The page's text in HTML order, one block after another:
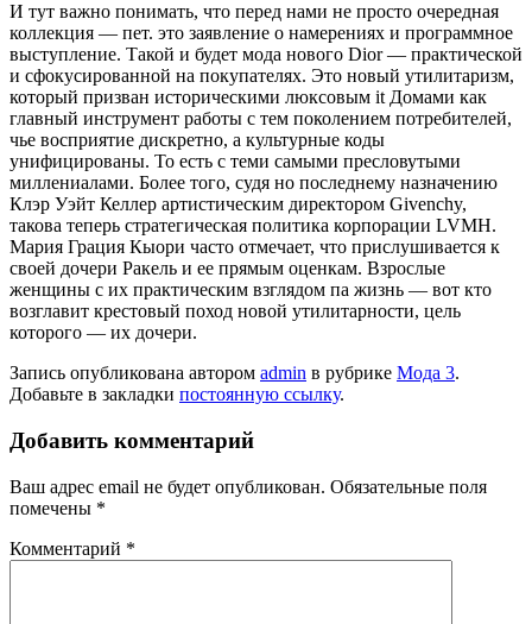
И тут важно понимать, что перед нами не просто очеред­ная
коллекция — пет. это заявление о намерениях и про­граммное
выступление. Такой и будет мода нового Dior — практической
и сфокусированной на покупателях. Это новый утилитаризм,
который призван историческими люк­совым it Домами как
главный инструмент работы с тем по­колением потребителей,
чье восприятие дискретно, а куль­турные коды
унифицированы. То есть с теми самыми пресловутыми
миллениалами. Более того, судя но последнему назначению
Клэр Уэйт Келлер артистическим директором Givenchy,
такова теперь стратегическая политика корпо­рации LVMH.
Мария Грация Кыори часто отмечает, что прислушивается к
своей дочери Ракель и ее прямым оцен­кам. Взрослые
женщины с их практическим взглядом па жизнь — вот кто
возглавит крестовый поход новой утили­тарности, цель
которого — их дочери.
Запись опубликована автором admin в рубрике Мода 3.
Добавьте в закладки постоянную ссылку.
Добавить комментарий
Ваш адрес email не будет опубликован. Обязательные поля
помечены *
Комментарий *